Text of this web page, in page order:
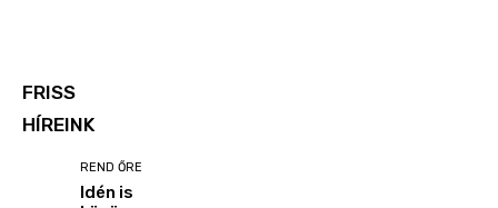
FRISS
HÍREINK
REND ŐRE
Idén is